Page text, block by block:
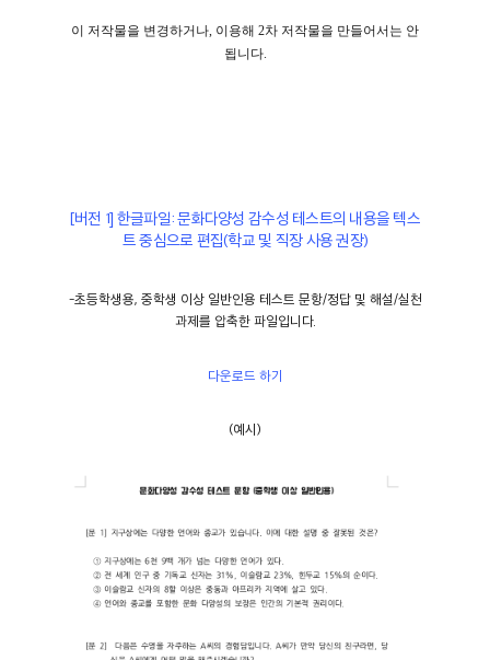
이 저작물을 변경하거나, 이용해 2차 저작물을 만들어서는 안
됩니다.
[버전 1] 한글파일: 문화다양성 감수성 테스트의 내용을 텍스
트 중심으로 편집(학교 및 직장 사용 권장)
-초등학생용, 중학생 이상 일반인용 테스트 문항/정답 및 해설/실천
과제를 압축한 파일입니다.
다운로드 하기
(예시)